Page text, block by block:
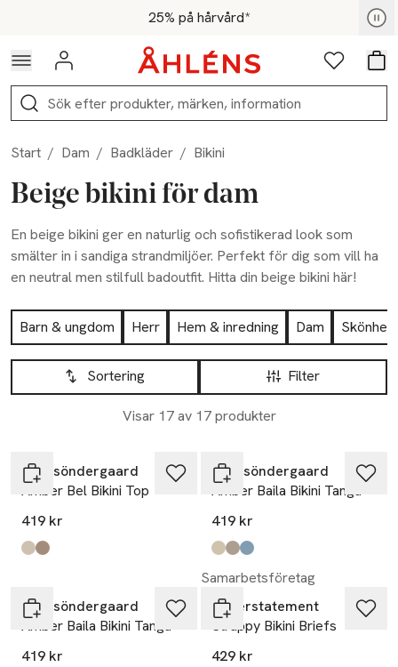
Hoppa till navigationsmenyn25% på hårvård*
För medlemmar - Shoppa nu
Logga in Favoriter
Sök
Start / Dam / Badkläder / Bikini
Beige bikini för dam
En beige bikini ger en naturlig och sofistikerad look som
smälter in i sandiga strandmiljöer. Perfekt för dig som vill ha
en neutral men stilfull badoutfit. Hitta din beige bikini här!
Hoppa till produktsidan
Barn & ungdom Herr Hem & inredning Dam
Skönhet
Hoppa till produktsidan
Filter
Sortering
Visar 17 av 17 produkter
Lista över produkter
Becksöndergaard
Amber Bel Bikini Top
419 kr
Produkten finns i färgerna:
Mocha Brown
Dusty Rose
Becksöndergaard
Amber Baila Bikini Tanga
419 kr
Produkten finns i färgerna:
Mocha Brown
Dusty Rose
Dazzling Blue
Becksöndergaard
Amber Baila Bikini Tanga
419 kr
Samarbetsföretag
Understatement
Strappy Bikini Briefs
429 kr